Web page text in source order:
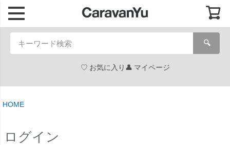
🔍
お気に入り マイページ
HOME
ログイン